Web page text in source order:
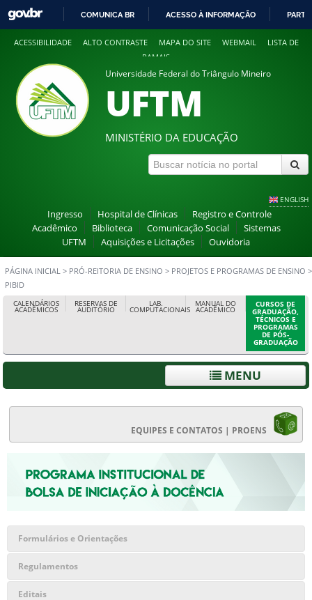
COMUNICA BR ACESSO À INFORMAÇÃO
ACESSIBILIDADE ALTO CONTRASTE MAPA DO SITE WEBMAIL
LISTA DE
RAMAIS
Universidade Federal do Triângulo Mineiro
UFTM
MINISTÉRIO DA EDUCAÇÃO
ENGLISH
Ingresso Hospital de Clínicas
Registro e Controle
Acadêmico
Biblioteca Comunicação Social
Sistemas
UFTM
Aquisições e Licitações Ouvidoria
PÁGINA INICIAL > PRÓ-REITORIA DE ENSINO > PROJETOS E PROGRAMAS DE ENSINO >
PIBID
CALENDÁRIOS
ACADÊMICOS
RESERVAS DE
AUDITÓRIO
LAB.
COMPUTACIONAIS
MANUAL DO
ACADÊMICO
CURSOS DE
GRADUAÇÃO,
TÉCNICOS E
PROGRAMAS
DE PÓS-
GRADUAÇÃO
MENU
EQUIPES E CONTATOS | PROENS
Formulários e Orientações
Regulamentos
Editais